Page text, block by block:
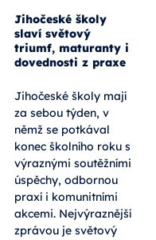
Jihočeské školy
slaví světový
triumf, maturanty i
dovednosti z praxe
Jihočeské školy mají
za sebou týden, v
němž se potkával
konec školního roku s
výraznými soutěžními
úspěchy, odbornou
praxí i komunitními
akcemi. Nejvýraznější
zprávou je světový